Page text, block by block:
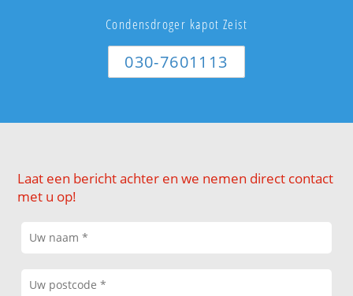
Condensdroger kapot Zeist
030-7601113
Laat een bericht achter en we nemen direct contact
met u op!